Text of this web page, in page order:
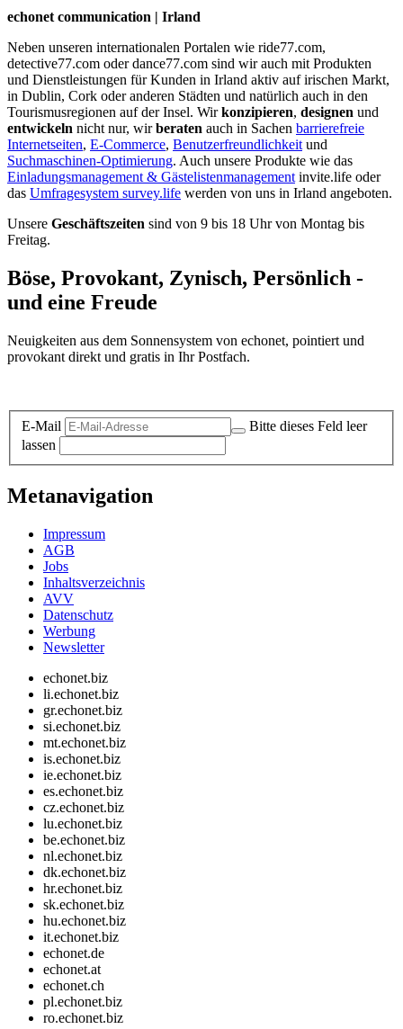
echonet communication | Irland
Neben unseren internationalen Portalen wie ride77.com,
detective77.com oder dance77.com sind wir auch mit Produkten
und Dienstleistungen für Kunden in Irland aktiv auf irischen Markt,
in Dublin, Cork oder anderen Städten und natürlich auch in den
Tourismusregionen auf der Insel. Wirkonzipieren, designen und
entwickeln nicht nur, wirberaten auch in Sachen barrierefreie
Internetseiten, E-Commerce, Benutzerfreundlichkeit und
Suchmaschinen-Optimierung. Auch unsere Produkte wie das
Einladungsmanagement & Gästelistenmanagement invite.life oder
das Umfragesystem survey.life werden von uns in Irland angeboten.
Unsere Geschäftszeiten sind von 9 bis 18 Uhr von Montag bis
Freitag.
Böse, Provokant, Zynisch, Persönlich -
und eine Freude
Neuigkeiten aus dem Sonnensystem von echonet, pointiert und
provokant direkt und gratis in Ihr Postfach.
E-Mail
Bitte dieses Feld leer
lassen
Metanavigation
Impressum
AGB
Jobs
Inhaltsverzeichnis
AVV
Datenschutz
Werbung
Newsletter
echonet.biz
li.echonet.biz
gr.echonet.biz
si.echonet.biz
mt.echonet.biz
is.echonet.biz
ie.echonet.biz
es.echonet.biz
cz.echonet.biz
lu.echonet.biz
be.echonet.biz
nl.echonet.biz
dk.echonet.biz
hr.echonet.biz
sk.echonet.biz
hu.echonet.biz
it.echonet.biz
echonet.de
echonet.at
echonet.ch
pl.echonet.biz
ro.echonet.biz